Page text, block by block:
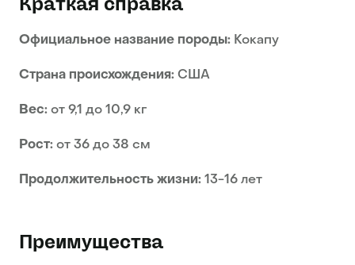
Краткая справка
Официальное название породы: Кокапу
Страна происхождения: США
Вес: от 9,1 до 10,9 кг
Рост: от 36 до 38 см
Продолжительность жизни: 13-16 лет
Преимущества